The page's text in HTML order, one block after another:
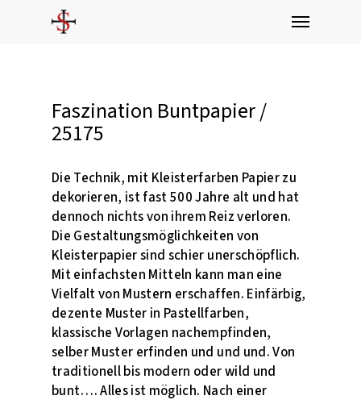
Menu
Faszination Buntpapier /
25175
Die Technik, mit Kleisterfarben Papier zu
dekorieren, ist fast 500 Jahre alt und hat
dennoch nichts von ihrem Reiz verloren.
Die Gestaltungsmöglichkeiten von
Kleisterpapier sind schier unerschöpflich.
Mit einfachsten Mitteln kann man eine
Vielfalt von Mustern erschaffen. Einfärbig,
dezente Muster in Pastellfarben,
klassische Vorlagen nachempfinden,
selber Muster erfinden und und und. Von
traditionell bis modern oder wild und
bunt…. Alles ist möglich. Nach einer